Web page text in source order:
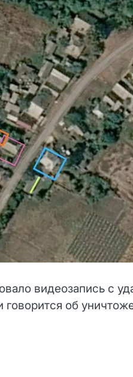
видеозапись с
об